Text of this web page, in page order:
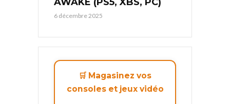
6 décembre 2025
🛒 Magasinez vos
consoles et jeux vidéo